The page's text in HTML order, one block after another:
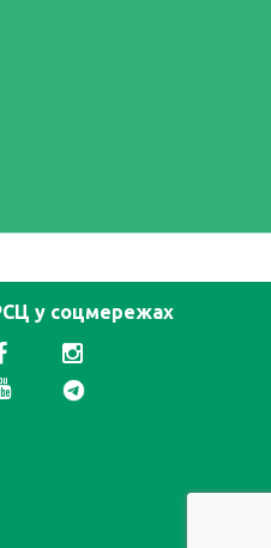
у соцмережах